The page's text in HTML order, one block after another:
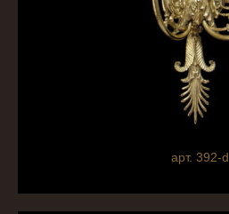
арт. 392-d